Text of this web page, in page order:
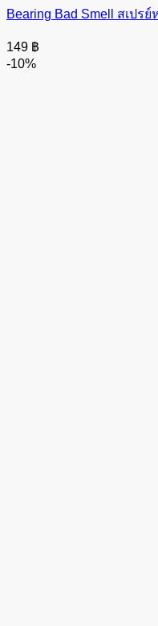
Bearing Bad Smell สเปร
149 ฿
-10%